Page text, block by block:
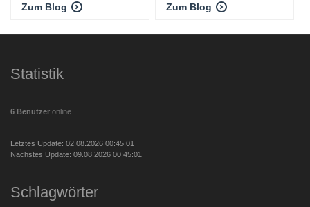
Zum Blog Zum Blog
Statistik
6 Benutzer online
Letztes Update: 02.08.2026 00:45:01
Nächstes Update: 09.08.2026 00:45:01
Schlagwörter